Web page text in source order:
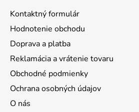
Kontaktný formulár
Hodnotenie obchodu
Doprava a platba
Reklamácia a vrátenie tovaru
Obchodné podmienky
Ochrana osobných údajov
O nás